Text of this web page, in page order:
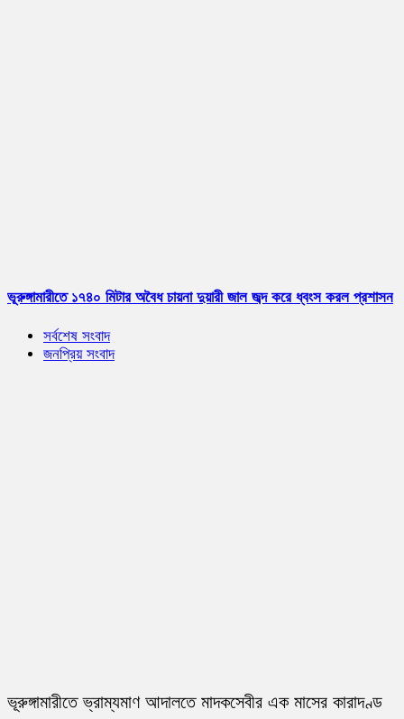
ভূরুঙ্গামারীতে ১৭৪০ মিটার অবৈধ চায়না দুয়ারী জাল জব্দ করে ধ্বংস করল প্রশাসন
সর্বশেষ সংবাদ
জনপ্রিয় সংবাদ
ভূরুঙ্গামারীতে ভ্রাম্যমাণ আদালতে মাদকসেবীর এক মাসের কারাদণ্ড